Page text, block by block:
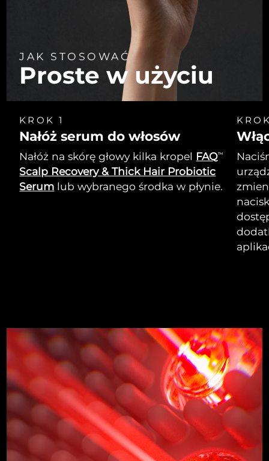
JAK STOSOWAĆ
Proste w użyciu
KROK 1
Nałóż serum do włosów
Nałóż na skórę głowy kilka kropel FAQTM
Scalp Recovery & Thick Hair Probiotic
Serum lub wybranego środka w płynie.